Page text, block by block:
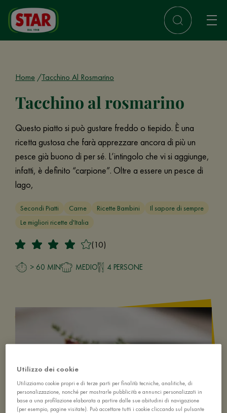
Home Tacchino Al Rosmarino
Tacchino al rosmarino
Questo piatto si può gustare freddo o tiepido. È una
ricetta gustosa che farà apprezzare ancora di più un
pesce già buono di per sé. L’intingolo che vi si aggiunge,
infatti, è definito “carpione”. Oltre a essere un pesce di
lago,
Secondi Piatti Carne Ricette Bambini
Il sapore di sempre
Le migliori ricette d'Italia
(10)
> 60 MIN MEDIO 4 PERSONE
Utilizzo dei cookie
Utilizziamo cookie propri e di terze parti per finalità tecniche, analitiche, di
personalizzazione, nonché per mostrarle pubblicità e annunci personalizzati in
base a una profilazione elaborata a partire dalle sue abitudini di navigazione
(per esempio, pagine visitate). Può accettare tutti i cookie cliccando sul pulsante